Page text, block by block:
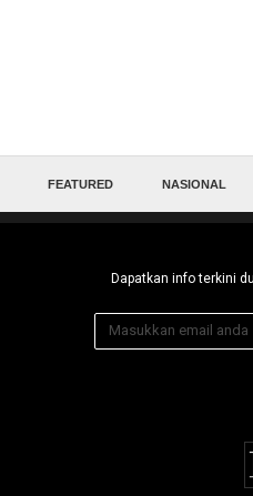
FEATURED NASIONAL
Dapatkan info terkini